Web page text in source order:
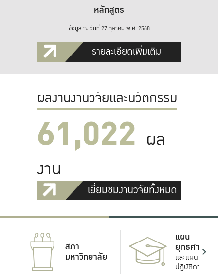
หลักสูตร
ข้อมูล ณ วันที่ 27 ตุลาคม พ.ศ. 2568
รายละเอียดเพิ่มเติม
ผลงานงานวิจัยและนวัตกรรม
61,022 ผล
งาน
เยี่ยมชมงานวิจัยทั้งหมด
สภา
มหาวิทยาลัย
แผน
ยุทธศาสตร์
และแผน
ปฏิบัติการ